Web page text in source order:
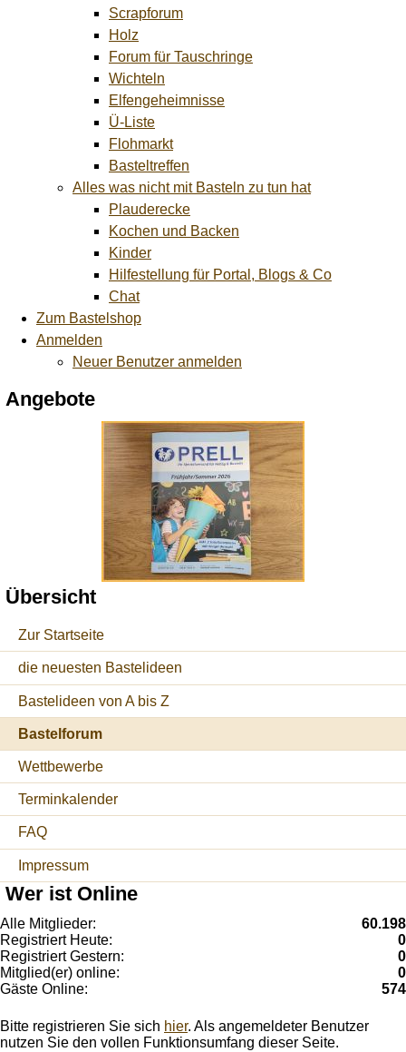
Scrapforum
Holz
Forum für Tauschringe
Wichteln
Elfengeheimnisse
Ü-Liste
Flohmarkt
Basteltreffen
Alles was nicht mit Basteln zu tun hat
Plauderecke
Kochen und Backen
Kinder
Hilfestellung für Portal, Blogs & Co
Chat
Zum Bastelshop
Anmelden
Neuer Benutzer anmelden
Angebote
Übersicht
Zur Startseite
die neuesten Bastelideen
Bastelideen von A bis Z
Bastelforum
Wettbewerbe
Terminkalender
FAQ
Impressum
Wer ist Online
Alle Mitglieder:
60.198
Registriert Heute:
0
Registriert Gestern:
0
Mitglied(er) online:
0
Gäste Online:
574
Bitte registrieren Sie sich hier. Als angemeldeter Benutzer
nutzen Sie den vollen Funktionsumfang dieser Seite.